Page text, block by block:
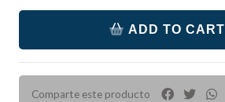
ADD TO CART
Comparte este producto